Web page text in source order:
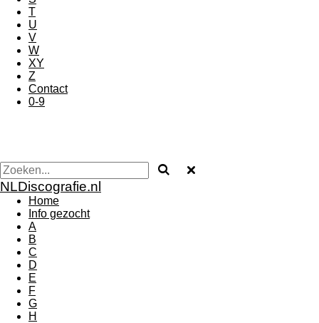
T
U
V
W
XY
Z
Contact
0-9
NLDiscografie.nl
Home
Info gezocht
A
B
C
D
E
F
G
H